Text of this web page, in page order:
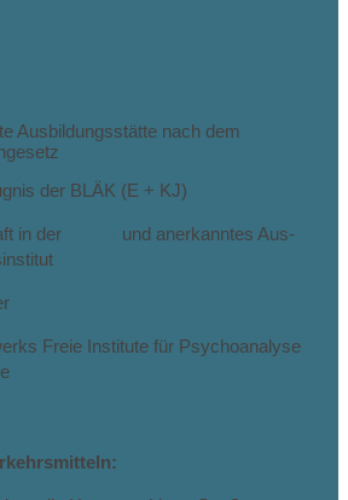
Ausbildungsstätte nach dem
der BLÄK (E + KJ)
in der
und anerkanntes Aus-
Freie Institute für Psychoanalyse